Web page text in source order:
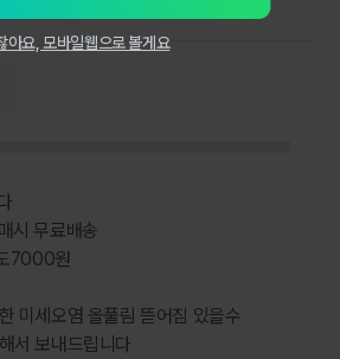
시 무료배송
7000원
미세오염 올풀림 뜯어짐 있을수
서 보내드립니다
아요, 모바일웹으로 볼게요